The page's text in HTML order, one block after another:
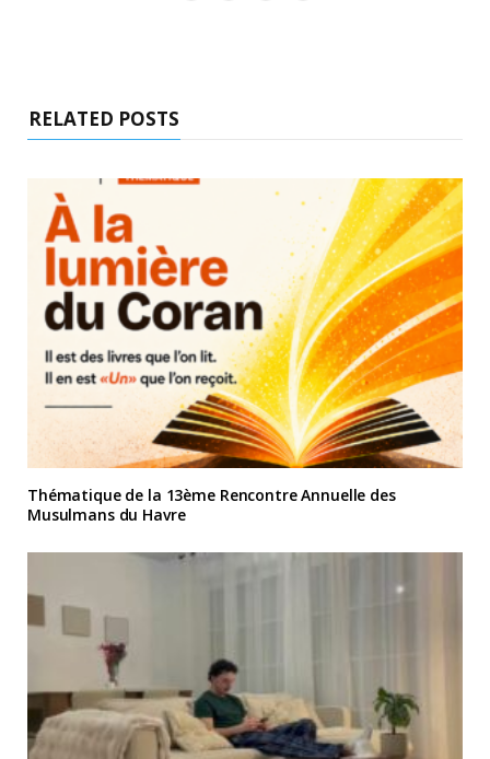
RELATED POSTS
Thématique de la 13ème Rencontre Annuelle des
Musulmans du Havre